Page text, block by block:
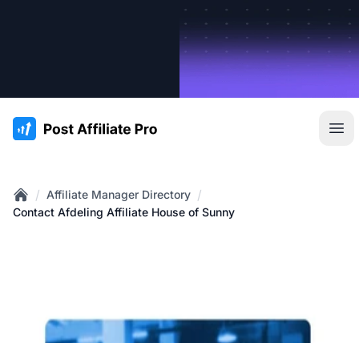
:site.title
Home
/ Affiliate Manager Directory /
Contact Afdeling Affiliate House of Sunny